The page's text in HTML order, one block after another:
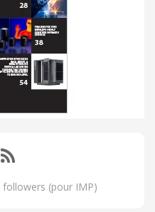
followers (pour IMP)